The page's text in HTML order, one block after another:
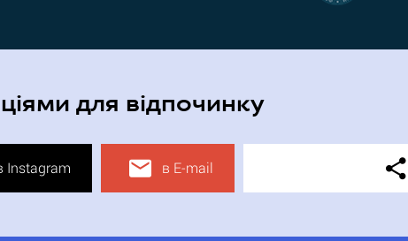
для відпочинку
Instagram в E-mail